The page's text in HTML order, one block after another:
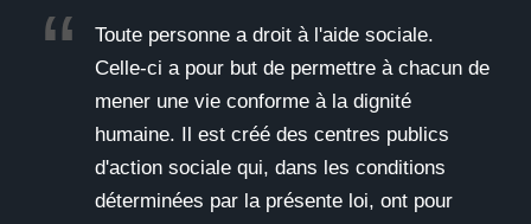
Toute personne a droit à l'aide sociale.
Celle-ci a pour but de permettre à chacun de
mener une vie conforme à la dignité
humaine. Il est créé des centres publics
d'action sociale qui, dans les conditions
déterminées par la présente loi, ont pour